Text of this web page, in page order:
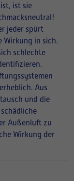
ist sie
jeder spürt
Wirkung in sich.
schlechte
Aus
und die
Außenluft zu
Wirkung der